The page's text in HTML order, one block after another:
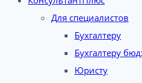
Для специалистов
Бухгалтеру
Бухгалтеру
Юристу